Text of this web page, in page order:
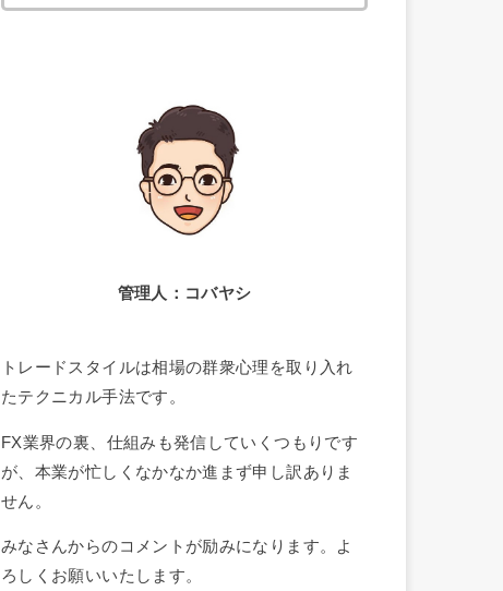
索:
管理人：コバヤシ
トレードスタイルは相場の群衆心理を取り入れ
たテクニカル手法です。
FX業界の裏、仕組みも発信していくつもりです
が、本業が忙しくなかなか進まず申し訳ありま
せん。
みなさんからのコメントが励みになります。よ
ろしくお願いいたします。